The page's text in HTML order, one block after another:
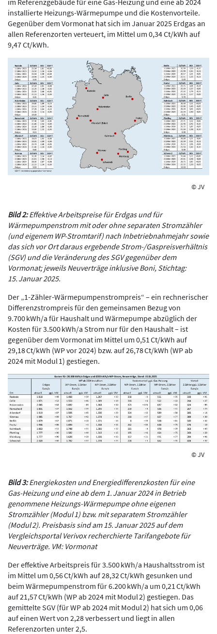
installierte Heizungs-Wärmepumpe und die Kostenvorteile.
Gegenüber dem Vormonat hat sich im Januar 2025 Erdgas an
allen Referenzorten verteuert, im Mittel um 0,34 Ct/kWh auf
9,47 Ct/kWh.
© JV
Bild 2:Effektive Arbeitspreise für Erdgas und für
Wärmepumpenstrom mit oder ohne separaten Stromzähler
(und eigenem WP-Stromtarif) nach Inbetriebnahmejahr sowie
das sich vor Ort daraus ergebende Strom-/Gaspreisverhältnis
(SGV) und die Veränderung des SGV gegenüber dem
Vormonat; jeweils Neuverträge inklusive Boni, Stichtag:
15. Januar 2025.
Der „1-Zähler-Wärmepumpenstrompreis“ – ein rechnerischer
Differenzstrompreis für den gemeinsamen Bezug von
9.700 kWh/a für Haushalt und Wärmepumpe abzüglich der
Kosten für 3.500 kWh/a Strom nur für den Haushalt – ist
gegenüber dem Vormonat im Mittel um 0,51 Ct/kWh auf
29,18 Ct/kWh (WP vor 2024) bzw. auf 26,78 Ct/kWh (WP ab
2024 mit Modul 1) gestiegen.
© JV
Bild 3:Energiekosten und Energiedifferenzkosten für eine
Gas-Heizung und eine ab dem 1. Januar 2024 in Betrieb
genommene Heizungs-Wärmepumpe ohne eigenen
Stromzähler (Modul 1) bzw. mit separatem Stromzähler
(Modul 2). Preisbasis sind am 15. Januar 2025 auf dem
Vergleichsportal Verivox recherchierte Tarifangebote für
Neuverträge. VM: Vormonat
Der effektive Arbeitspreis für 3.500 kWh/a Haushaltsstrom ist
im Mittel um 0,56 Ct/kWh auf 28,32 Ct/kWh gesunken und
beim Wärmepumpenstrom für 6.200 kWh/a um 0,21 Ct/kWh
auf 21,57 Ct/kWh (WP ab 2024 mit Modul 2) gestiegen. Das
gemittelte SGV (für WP ab 2024 mit Modul 2) hat sich um 0,06
auf einen Wert von 2,28 verbessert und liegt in allen
Referenzorten unter 2,5.